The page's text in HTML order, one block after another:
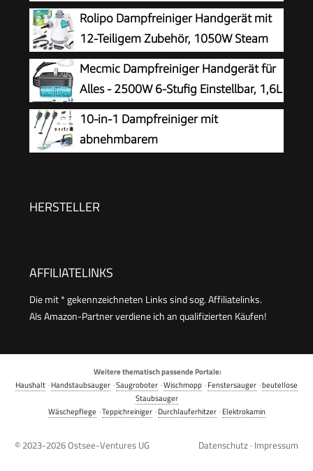
Auto, Küche, Bad, Polster | chemiefrei |
Steam Cleaner | 360° Dampfdüse | Handgerät
mit 5 m Kabel & Zubehör | DR 3653
Rolipo Dampfreiniger Handgerät mit
12-Teiligem Zubehör, 1050W Steam
Cleaner für Haushalt, Küche, Bad,
Fenster, Polster & Auto–100% Chemiefrei,
Hochdruck-Dampf gegen Schmutz Fett &
Bakterien
Mecmic Dampfreiniger Handgerät für
Alles - 2500W 6-Stufig Einstellbar, 1,6L
Wassertank, 120 °C Dampf, 15s
Aufheizzeit, Tragbar mit 10 Zubehörteilen,
Dampfreinigung für Boden,
10-in-1 Dampfreiniger mit
abnehmbarem
HERSTELLER
AFFILIATELINKS
Die mit * gekennzeichneten Links sind sog. Affiliatelinks.
Als Amazon-Partner verdiene ich an qualifizierten Käufen!
Weitere thematisch passende Portale:
Haushalt ·Handstaubsauger ·Saugroboter ·Wischmopp ·Fenstersauger ·beutellose
Staubsauger
Wäschepflege ·Teppichreiniger·Durchlauferhitzer·Elektrokamin
© 2023-2026Ostsee-Ventures UG Datenschutz · Impressum